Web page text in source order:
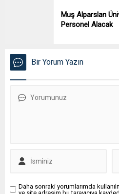
Muş Alparslan
Personel Alacak
Bir Yorum Yazın
Daha sonraki yorumlarımda
ve site adresim bu tarayıcıya